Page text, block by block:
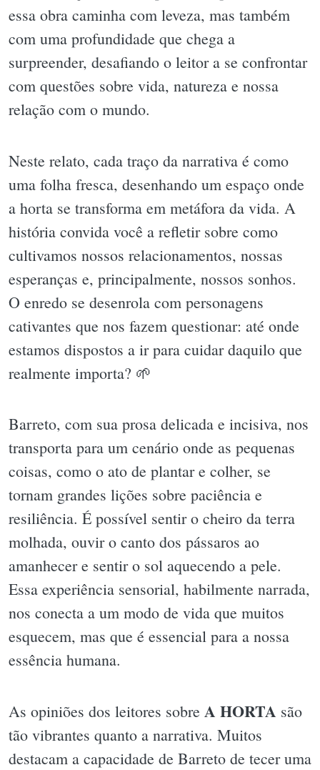
essa obra caminha com leveza, mas também
com uma profundidade que chega a
surpreender, desafiando o leitor a se confrontar
com questões sobre vida, natureza e nossa
relação com o mundo.
Neste relato, cada traço da narrativa é como
uma folha fresca, desenhando um espaço onde
a horta se transforma em metáfora da vida. A
história convida você a refletir sobre como
cultivamos nossos relacionamentos, nossas
esperanças e, principalmente, nossos sonhos.
O enredo se desenrola com personagens
cativantes que nos fazem questionar: até onde
estamos dispostos a ir para cuidar daquilo que
realmente importa? 🌱
Barreto, com sua prosa delicada e incisiva, nos
transporta para um cenário onde as pequenas
coisas, como o ato de plantar e colher, se
tornam grandes lições sobre paciência e
resiliência. É possível sentir o cheiro da terra
molhada, ouvir o canto dos pássaros ao
amanhecer e sentir o sol aquecendo a pele.
Essa experiência sensorial, habilmente narrada,
nos conecta a um modo de vida que muitos
esquecem, mas que é essencial para a nossa
essência humana.
As opiniões dos leitores sobre A HORTA são
tão vibrantes quanto a narrativa. Muitos
destacam a capacidade de Barreto de tecer uma